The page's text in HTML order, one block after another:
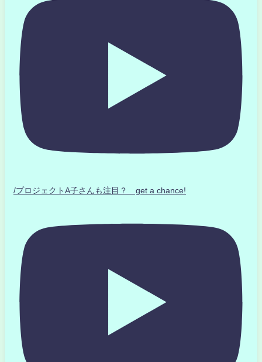
/プロジェクトA子さんも注目？ get a chance!